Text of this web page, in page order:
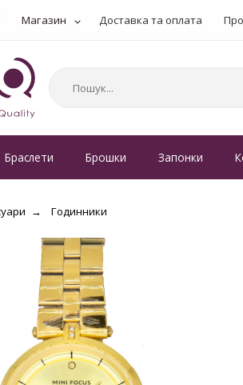
Магазин Доставка та оплата
Браслети Брошки Запонки
Годинники